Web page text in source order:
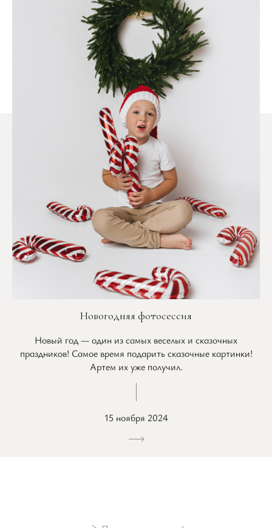
Новогодняя фотосессия
Новый год — один из самых веселых и сказочных
праздников! Самое время подарить сказочные картинки!
Артем их уже получил.
15 ноября 2024